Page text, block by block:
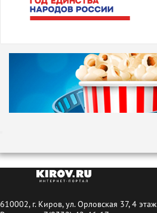
610002, г. Киров, ул. Орловская 37, 4 этаж